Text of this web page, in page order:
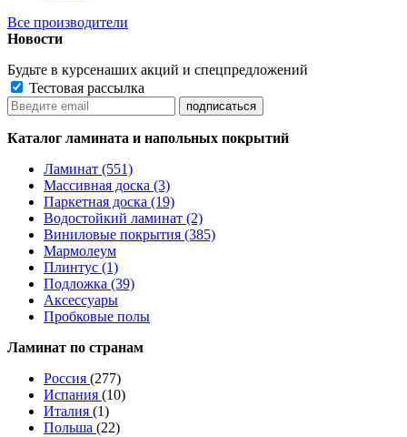
Все производители
Новости
Будьте в курсенаших акций и спецпредложений
Тестовая рассылка
Каталог ламината и напольных покрытий
Ламинат (551)
Массивная доска (3)
Паркетная доска (19)
Водостойкий ламинат (2)
Виниловые покрытия (385)
Мармолеум
Плинтус (1)
Подложка (39)
Аксессуары
Пробковые полы
Ламинат по странам
Россия (277)
Испания (10)
Италия (1)
Польша (22)